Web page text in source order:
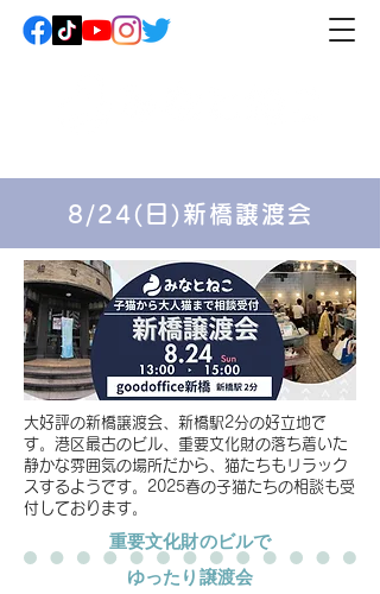
8/24(日)新橋譲渡会
​大好評の新橋譲渡会、新橋駅2分の好立地で
す。港区最古のビル、重要文化財の落ち着いた
静かな雰囲気の場所だから、猫たちもリラック
スするようです。2025春の子猫たちの相談も受
付しております。
​重要文化財のビルで
ゆったり譲渡会